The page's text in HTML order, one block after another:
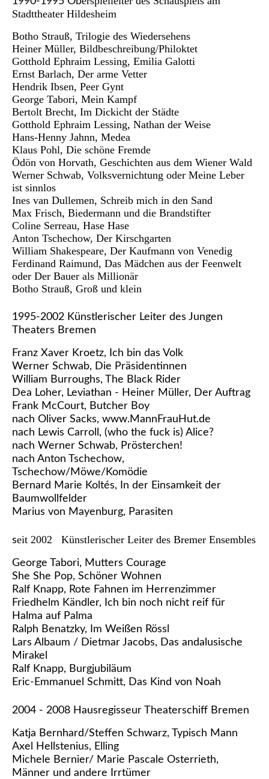
Stadttheater Hildesheim
Botho Strauß, Trilogie des Wiedersehens
Heiner Müller, Bildbeschreibung/Philoktet
Gotthold Ephraim Lessing, Emilia Galotti
Ernst Barlach, Der arme Vetter
Hendrik Ibsen, Peer Gynt
George Tabori, Mein Kampf
Bertolt Brecht, Im Dickicht der Städte
Gotthold Ephraim Lessing, Nathan der Weise
Hans-Henny Jahnn, Medea
Klaus Pohl, Die schöne Fremde
Ödön von Horvath, Geschichten aus dem Wiener Wald
Werner Schwab, Volksvernichtung oder Meine Leber
ist sinnlos
Ines van Dullemen, Schreib mich in den Sand
Max Frisch, Biedermann und die Brandstifter
Coline Serreau, Hase Hase
Anton Tschechow, Der Kirschgarten
William Shakespeare, Der Kaufmann von Venedig
Ferdinand Raimund, Das Mädchen aus der Feenwelt
oder Der Bauer als Millionär
Botho Strauß, Groß und klein
1995-2002 Künstlerischer Leiter des Jungen
Theaters Bremen
Franz Xaver Kroetz, Ich bin das Volk
Werner Schwab, Die Präsidentinnen
William Burroughs, The Black Rider
Dea Loher, Leviathan - Heiner Müller, Der Auftrag
Frank McCourt, Butcher Boy
nach Oliver Sacks, www.MannFrauHut.de
nach Lewis Carroll, (who the fuck is) Alice?
nach Werner Schwab, Prösterchen!
nach Anton Tschechow,
Tschechow/Möwe/Komödie
Bernard Marie Koltés, In der Einsamkeit der
Baumwollfelder
Marius von Mayenburg, Parasiten
seit 2002 Künstlerischer Leiter des Bremer Ensembles
George Tabori, Mutters Courage
She She Pop, Schöner Wohnen
Ralf Knapp, Rote Fahnen im Herrenzimmer
Friedhelm Kändler, Ich bin noch nicht reif für
Halma auf Palma
Ralph Benatzky, Im Weißen Rössl
Lars Albaum / Dietmar Jacobs, Das andalusische
Mirakel
Ralf Knapp, Burgjubiläum
Eric-Emmanuel Schmitt, Das Kind von Noah
2004 - 2008 Hausregisseur Theaterschiff Bremen
Katja Bernhard/Steffen Schwarz, Typisch Mann
Axel Hellstenius, Elling
Michele Bernier/ Marie Pascale Osterrieth,
Männer und andere Irrtümer